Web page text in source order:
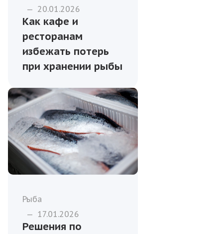
— 20.01.2026
Как кафе и
ресторанам
избежать потерь
при хранении рыбы
Рыба
— 17.01.2026
Решения по